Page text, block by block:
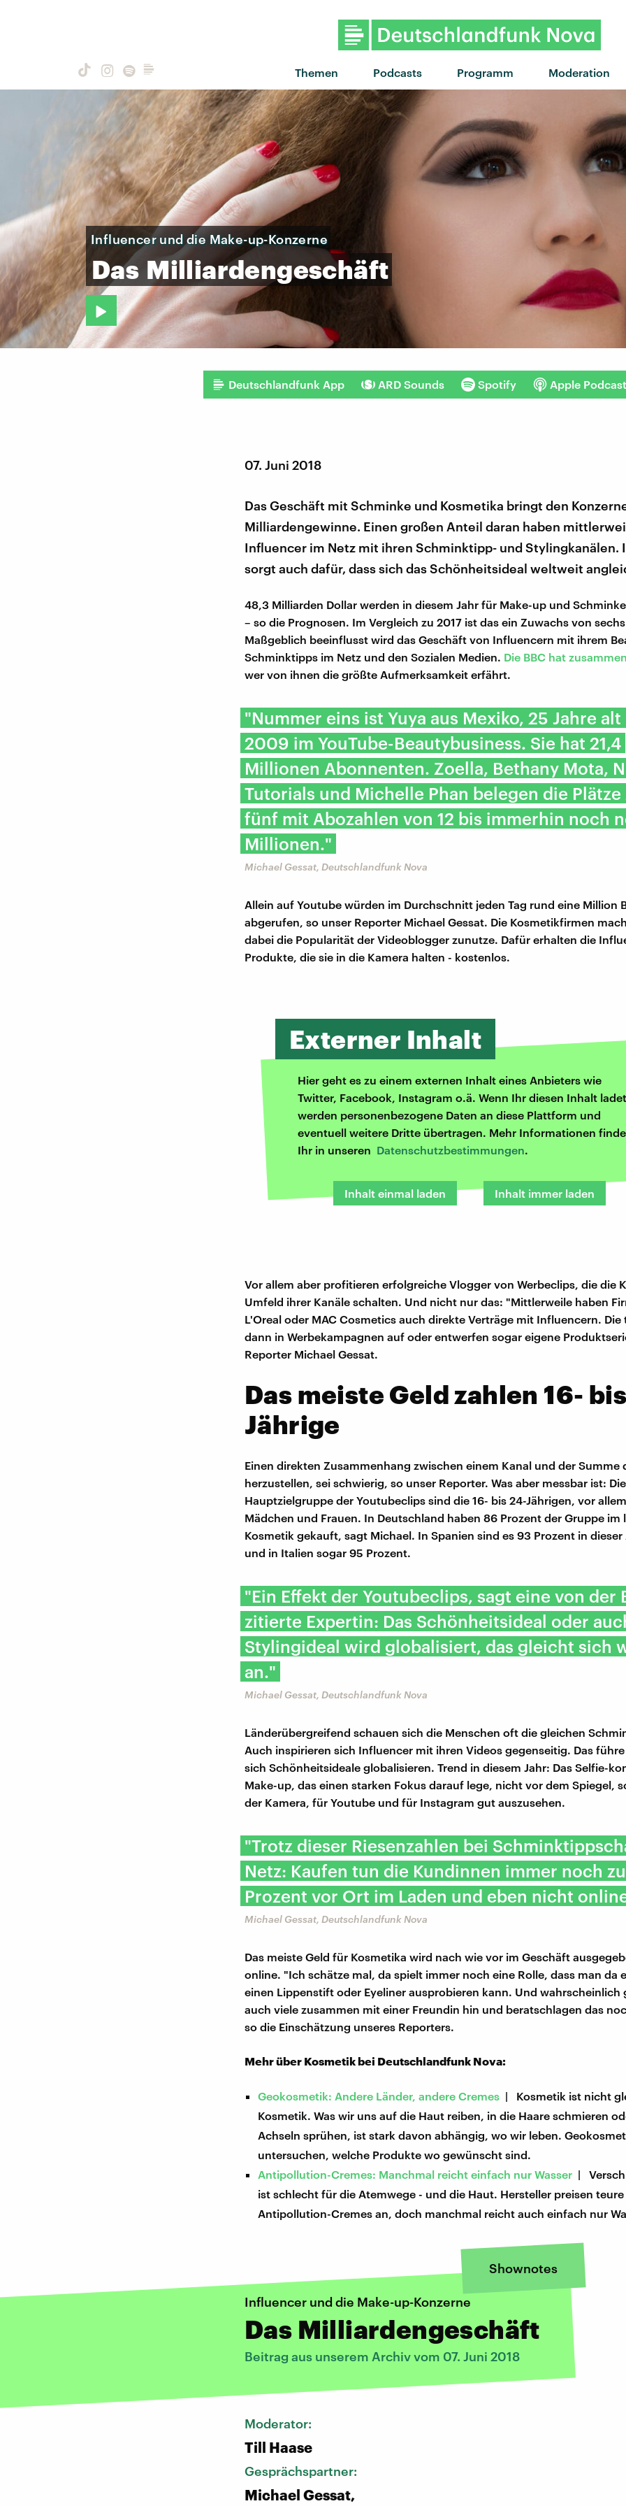
Themen Podcasts Programm Moderation
"You're Gonna Need A Little
Influencer und die Make-up-Konzerne
Das Milliardengeschäft
Deutschlandfunk App ARD Sounds Spotify Apple
07. Juni 2018
Das Geschäft mit Schminke und Kosmetika bringt den
Milliardengewinne. Einen großen Anteil daran haben
Influencer im Netz mit ihren Schminktipp- und Stylingkanälen.
sorgt auch dafür, dass sich das Schönheitsideal weltweit
48,3 Milliarden Dollar werden in diesem Jahr für Make-up und
– so die Prognosen. Im Vergleich zu 2017 ist das ein Zuwachs von
Maßgeblich beeinflusst wird das Geschäft von Influencern mit ihrem
Schminktipps im Netz und den Sozialen Medien. Die BBC hat
wer von ihnen die größte Aufmerksamkeit erfährt.
"Nummer eins ist Yuya aus Mexiko, 25 Jahre
2009 im YouTube-Beautybusiness. Sie hat 21,4
Millionen Abonnenten. Zoella, Bethany Mota,
Tutorials und Michelle Phan belegen die
fünf mit Abozahlen von 12 bis immerhin noch
Millionen."
Michael Gessat, Deutschlandfunk Nova
Allein auf Youtube würden im Durchschnitt jeden Tag rund eine Million
abgerufen, so unser Reporter Michael Gessat. Die Kosmetikfirmen
dabei die Popularität der Videoblogger zunutze. Dafür erhalten die
Produkte, die sie in die Kamera halten - kostenlos.
Externer Inhalt
Hier geht es zu einem externen Inhalt eines Anbieters wie
Twitter, Facebook, Instagram o.ä. Wenn Ihr diesen Inhalt
werden personenbezogene Daten an diese Plattform und
eventuell weitere Dritte übertragen. Mehr Informationen
Ihr in unseren Datenschutzbestimmungen.
Inhalt einmal laden Inhalt immer laden
Vor allem aber profitieren erfolgreiche Vlogger von Werbeclips, die die
Umfeld ihrer Kanäle schalten. Und nicht nur das: "Mittlerweile haben
L'Oreal oder MAC Cosmetics auch direkte Verträge mit Influencern. Die
dann in Werbekampagnen auf oder entwerfen sogar eigene
Reporter Michael Gessat.
Das meiste Geld zahlen 16-
Jährige
Einen direkten Zusammenhang zwischen einem Kanal und der Summe
herzustellen, sei schwierig, so unser Reporter. Was aber messbar ist: Die
Hauptzielgruppe der Youtubeclips sind die 16- bis 24-Jährigen, vor
Mädchen und Frauen. In Deutschland haben 86 Prozent der Gruppe im
Kosmetik gekauft, sagt Michael. In Spanien sind es 93 Prozent in
und in Italien sogar 95 Prozent.
"Ein Effekt der Youtubeclips, sagt eine von der
zitierte Expertin: Das Schönheitsideal oder
Stylingideal wird globalisiert, das gleicht sich
an."
Michael Gessat, Deutschlandfunk Nova
Länderübergreifend schauen sich die Menschen oft die gleichen
Auch inspirieren sich Influencer mit ihren Videos gegenseitig. Das
sich Schönheitsideale globalisieren. Trend in diesem Jahr: Das Selfie-
Make-up, das einen starken Fokus darauf lege, nicht vor dem Spiegel,
der Kamera, für Youtube und für Instagram gut auszusehen.
"Trotz dieser Riesenzahlen bei
Netz: Kaufen tun die Kundinnen immer noch
Prozent vor Ort im Laden und eben nicht
Michael Gessat, Deutschlandfunk Nova
Das meiste Geld für Kosmetika wird nach wie vor im Geschäft
online. "Ich schätze mal, da spielt immer noch eine Rolle, dass man da
einen Lippenstift oder Eyeliner ausprobieren kann. Und wahrscheinlich
auch viele zusammen mit einer Freundin hin und beratschlagen das
so die Einschätzung unseres Reporters.
Mehr über Kosmetik bei Deutschlandfunk Nova:
Geokosmetik: Andere Länder, andere Cremes | Kosmetik ist nicht
Kosmetik. Was wir uns auf die Haut reiben, in die Haare schmieren
Achseln sprühen, ist stark davon abhängig, wo wir leben.
untersuchen, welche Produkte wo gewünscht sind.
Antipollution-Cremes: Manchmal reicht einfach nur Wasser |
ist schlecht für die Atemwege - und die Haut. Hersteller preisen teure
Antipollution-Cremes an, doch manchmal reicht auch einfach nur
Shownotes
Influencer und die Make-up-Konzerne
Das Milliardengeschäft
Beitrag aus unserem Archiv vom 07. Juni 2018
Moderator:
Till Haase
Gesprächspartner:
Michael Gessat,